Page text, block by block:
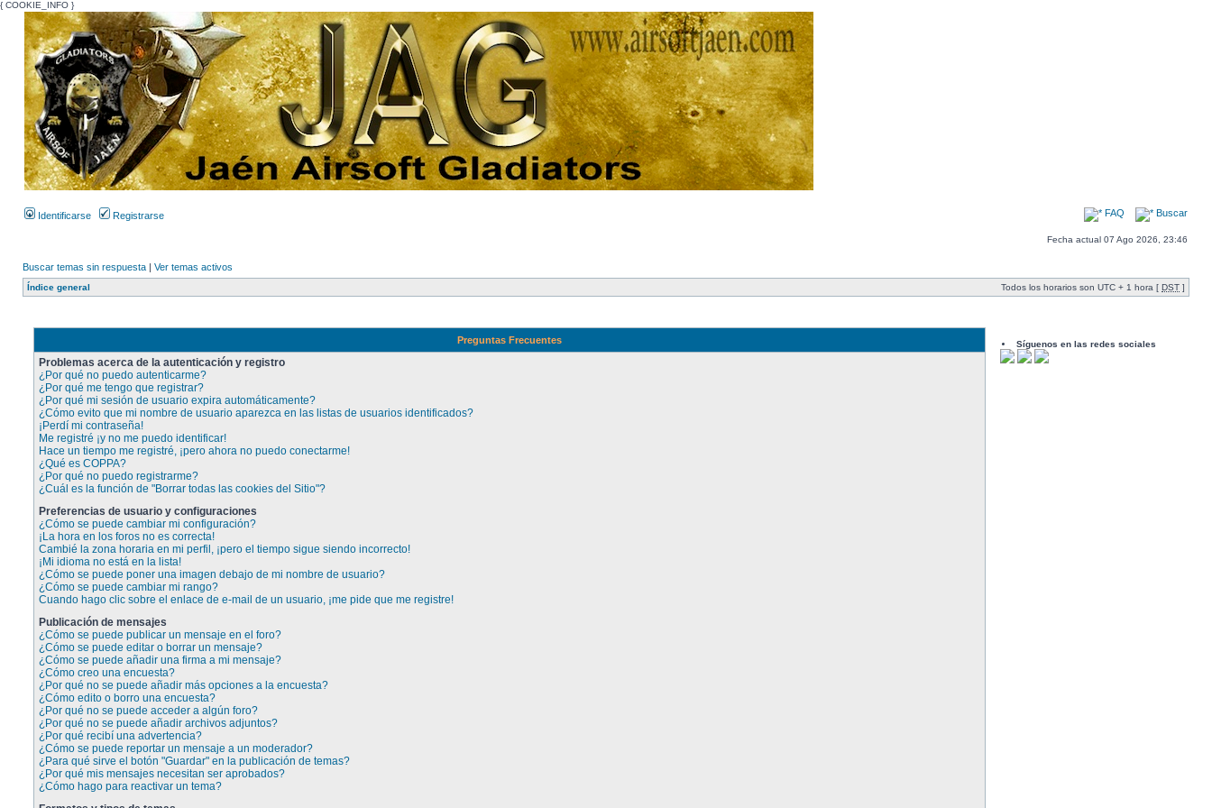
{ COOKIE_INFO }
Identificarse Registrarse FAQ Buscar
Fecha actual 07 Ago 2026, 23:46
Buscar temas sin respuesta | Ver temas activos
Índice general Todos los horarios son UTC + 1 hora [ DST ]
Preguntas Frecuentes
Problemas acerca de la autenticación y registro
¿Por qué no puedo autenticarme?
¿Por qué me tengo que registrar?
¿Por qué mi sesión de usuario expira automáticamente?
¿Cómo evito que mi nombre de usuario aparezca en las listas de usuarios identificados?
¡Perdí mi contraseña!
Me registré ¡y no me puedo identificar!
Hace un tiempo me registré, ¡pero ahora no puedo conectarme!
¿Qué es COPPA?
¿Por qué no puedo registrarme?
¿Cuál es la función de "Borrar todas las cookies del Sitio"?
Preferencias de usuario y configuraciones
¿Cómo se puede cambiar mi configuración?
¡La hora en los foros no es correcta!
Cambié la zona horaria en mi perfil, ¡pero el tiempo sigue siendo incorrecto!
¡Mi idioma no está en la lista!
¿Cómo se puede poner una imagen debajo de mi nombre de usuario?
¿Cómo se puede cambiar mi rango?
Cuando hago clic sobre el enlace de e-mail de un usuario, ¡me pide que me registre!
Publicación de mensajes
¿Cómo se puede publicar un mensaje en el foro?
¿Cómo se puede editar o borrar un mensaje?
¿Cómo se puede añadir una firma a mi mensaje?
¿Cómo creo una encuesta?
¿Por qué no se puede añadir más opciones a la encuesta?
¿Cómo edito o borro una encuesta?
¿Por qué no se puede acceder a algún foro?
¿Por qué no se puede añadir archivos adjuntos?
¿Por qué recibí una advertencia?
¿Cómo se puede reportar un mensaje a un moderador?
¿Para qué sirve el botón "Guardar" en la publicación de temas?
¿Por qué mis mensajes necesitan ser aprobados?
¿Cómo hago para reactivar un tema?
Síguenos en las redes sociales